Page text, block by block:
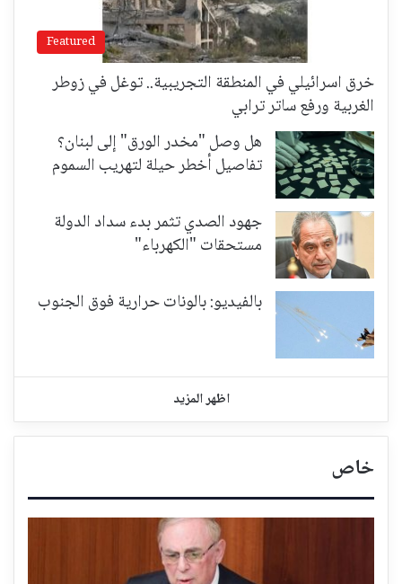
Featured
خرق اسرائيلي في المنطقة التجريبية.. توغل في زوطر
الغربية ورفع ساتر ترابي
هل وصل "مخدر الورق" إلى لبنان؟
تفاصيل أخطر حيلة لتهريب السموم
جهود الصدي تثمر بدء سداد الدولة
مستحقات "الكهرباء"
بالفيديو: بالونات حرارية فوق الجنوب
اظهر المزيد
خاص